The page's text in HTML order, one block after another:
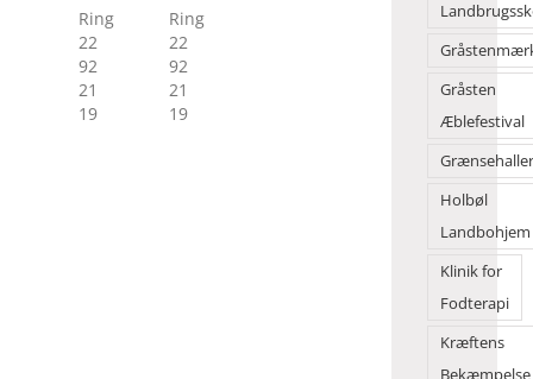
Ring
22
92
21
19
Ring
22
92
21
19
Gråsten
Æblefestival
Holbøl
Landbohjem
Klinik for
Fodterapi
Kræftens
Bekæmpelse